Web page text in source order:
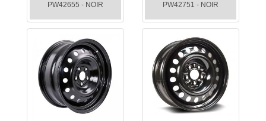
PW42655 - NOIR
PW42751 - NOIR